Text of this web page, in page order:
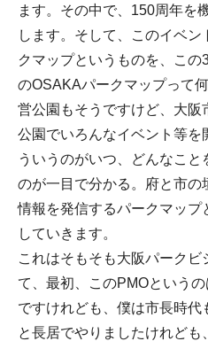
ます。その中で、150周年を
します。そして、このイベ
クマップというものを、この
のOSAKAパークマップって
営公園もそうですけど、大阪
公園でいろんなイベント等を
ういうのがいつ、どんなこと
のが一目で分かる。府と市の
情報を発信するパークマッ
していきます。
これはそもそも大阪パークビ
て、最初、このPMOという
ですけれども、僕は市長時
と長居でやりましたけれども